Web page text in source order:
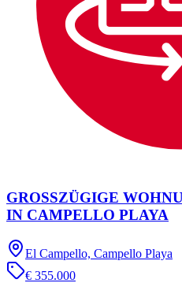
GROSSZÜGIGE
IN CAMPELLO PLAYA
El Campello, Campello Playa
€ 355.000